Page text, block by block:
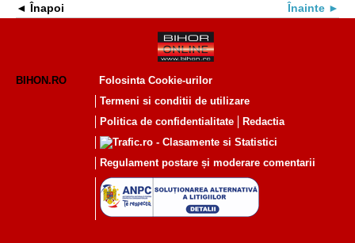
Înapoi Înainte
BIHON.RO
Folosinta Cookie-urilor
Termeni si conditii de utilizare
Politica de confidentialitate
Redactia
Regulament postare și moderare comentarii